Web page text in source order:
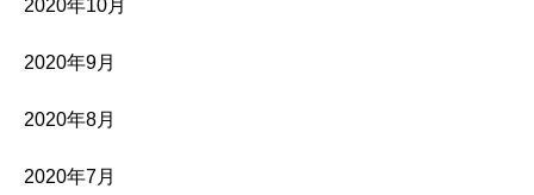
2020年10月
2020年9月
2020年8月
2020年7月